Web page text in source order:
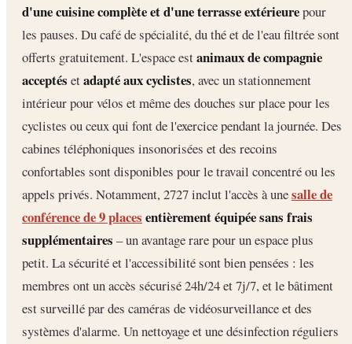
d'une cuisine complète et d'une terrasse extérieurepour
les pauses. Du café de spécialité, du thé et de l'eau filtrée sont
offerts gratuitement. L'espace estanimaux de compagnie
acceptés etadapté aux cyclistes, avec un stationnement
intérieur pour vélos et même des douches sur place pour les
cyclistes ou ceux qui font de l'exercice pendant la journée. Des
cabines téléphoniques insonorisées et des recoins
confortables sont disponibles pour le travail concentré ou les
appels privés. Notamment, 2727 inclut l'accès à unesalle de
conférence de 9 places entièrement équipée sans frais
supplémentaires – un avantage rare pour un espace plus
petit. La sécurité et l'accessibilité sont bien pensées : les
membres ont un accès sécurisé 24h/24 et 7j/7, et le bâtiment
est surveillé par des caméras de vidéosurveillance et des
systèmes d'alarme. Un nettoyage et une désinfection réguliers